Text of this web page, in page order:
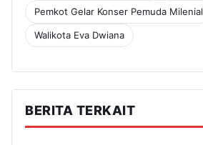
Pemkot Gelar Konser Pemuda Milenial
Walikota Eva Dwiana
BERITA TERKAIT